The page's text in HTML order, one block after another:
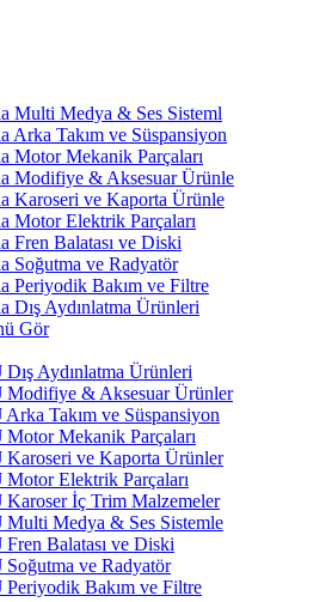
Multi Medya & Ses Sisteml
Arka Takım ve Süspansiyon
Motor Mekanik Parçaları
Modifiye & Aksesuar Ürünle
Karoseri ve Kaporta Ürünle
Motor Elektrik Parçaları
Fren Balatası ve Diski
Soğutma ve Radyatör
Periyodik Bakım ve Filtre
Dış Aydınlatma Ürünleri
Gör
Dış Aydınlatma Ürünleri
Modifiye & Aksesuar Ürünler
Arka Takım ve Süspansiyon
Motor Mekanik Parçaları
Karoseri ve Kaporta Ürünler
Motor Elektrik Parçaları
Karoser İç Trim Malzemeler
Multi Medya & Ses Sistemle
Fren Balatası ve Diski
Soğutma ve Radyatör
Periyodik Bakım ve Filtre